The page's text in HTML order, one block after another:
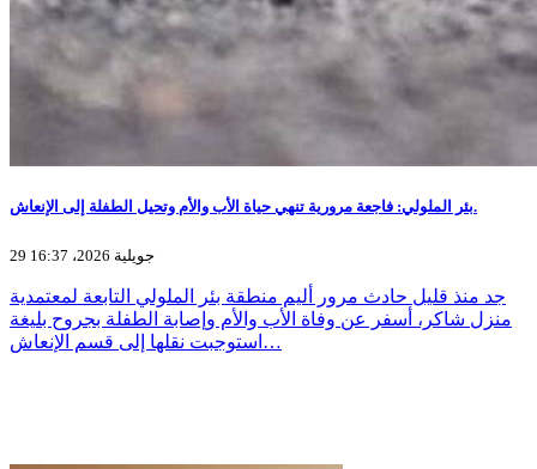
بئر الملولي: فاجعة مرورية تنهي حياة الأب والأم وتحيل الطفلة إلى الإنعاش.
29 جويلية 2026، 16:37
جد منذ قليل حادث مرور أليم منطقة بئر الملولي التابعة لمعتمدية
منزل شاكر، أسفر عن وفاة الأب والأم وإصابة الطفلة بجروح بليغة
استوجبت نقلها إلى قسم الإنعاش…